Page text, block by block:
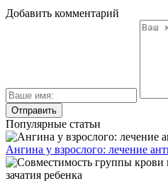
Добавить комментарий
Популярные статьи
Ангина у взрослого: лечение